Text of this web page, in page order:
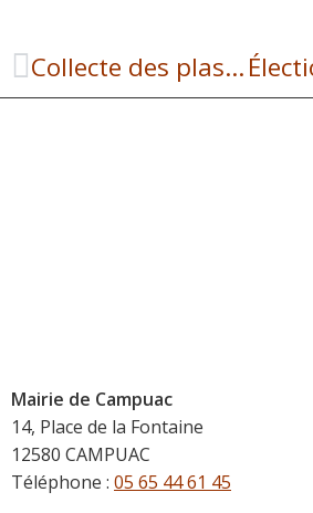
Collecte des plastiques agricoles || Calendrier 2026
Mairie de Campuac
14, Place de la Fontaine
12580 CAMPUAC
Téléphone : 05 65 44 61 45